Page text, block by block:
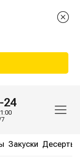
24
Закуски Десерты